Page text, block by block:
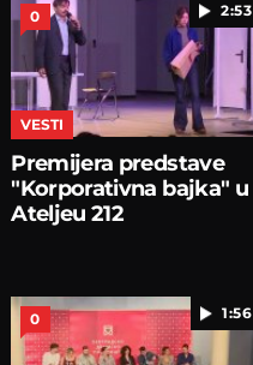
2:53
0
VESTI
Premijera predstave
"Korporativna bajka" u
Ateljeu 212
1:56
0